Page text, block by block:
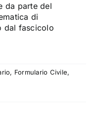
da parte del
di
dal fascicolo
, Formulario Civile,